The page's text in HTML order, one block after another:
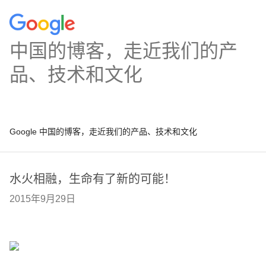
中国的博客，走近我们的产
品、技术和文化
Google 中国的博客，走近我们的产品、技术和文化
水火相融，生命有了新的可能！
2015年9月29日